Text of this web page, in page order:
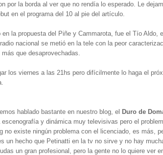
por la borda al ver que no rendía lo esperado. Le
en el programa del 10 al pie del artículo.
la propuesta del Piñe y Cammarota, fue el Tío Aldo,
nacional se metió en la tele con la peor
que desaprovechadas.
los viernes a las 21hs pero difícilmente lo haga el
hablado bastante en nuestro blog, el Duro de
y dinámica muy televisivas pero el
no existe ningún problema con el licenciado, es más,
un hecho que Petinatti en la tv no sirve y no hay
un gran profesional, pero la gente no lo quiere ver